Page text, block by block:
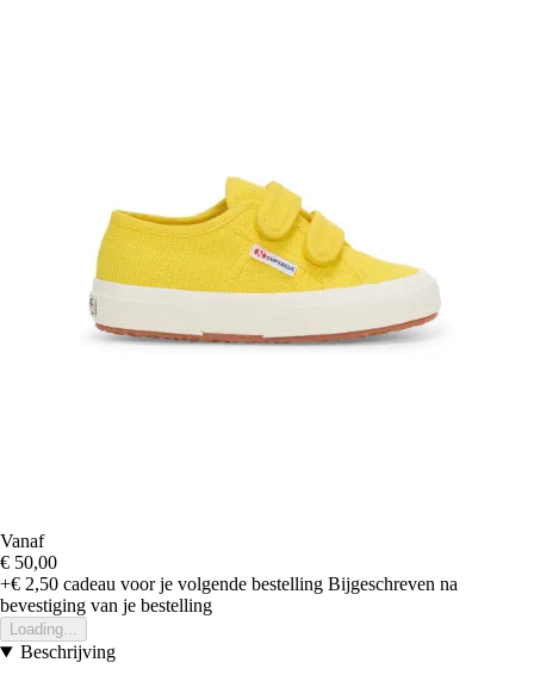
Vanaf
€ 50,00
+€ 2,50 cadeau voor je volgende bestelling Bijgeschreven na
bevestiging van je bestelling
Loading...
Beschrijving